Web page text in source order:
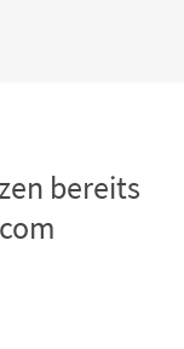
bereits